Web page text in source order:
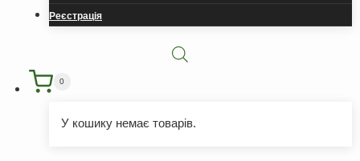
Реєстрація
0
У кошику немає товарів.